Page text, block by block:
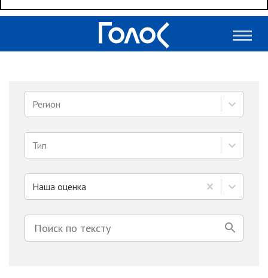
Регион
Тип
Наша оценка